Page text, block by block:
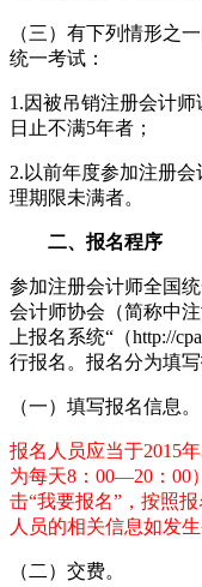
（三）有下列情形之
统一考试：
1.因被吊销注册会计
日止不满5年者；
2.以前年度参加注册
理期限未满者。
二、报名程序
参加注册会计师全国
会计师协会（简称中
上报名系统“（http://
行报名。报名分为填
（一）填写报名信息。
报名人员应当于2015
为每天8：00—20：00
击“我要报名”，按照
人员的相关信息如发
（二）交费。